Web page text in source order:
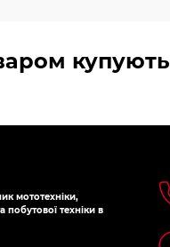
купують
мототехніки,
побутової техніки в